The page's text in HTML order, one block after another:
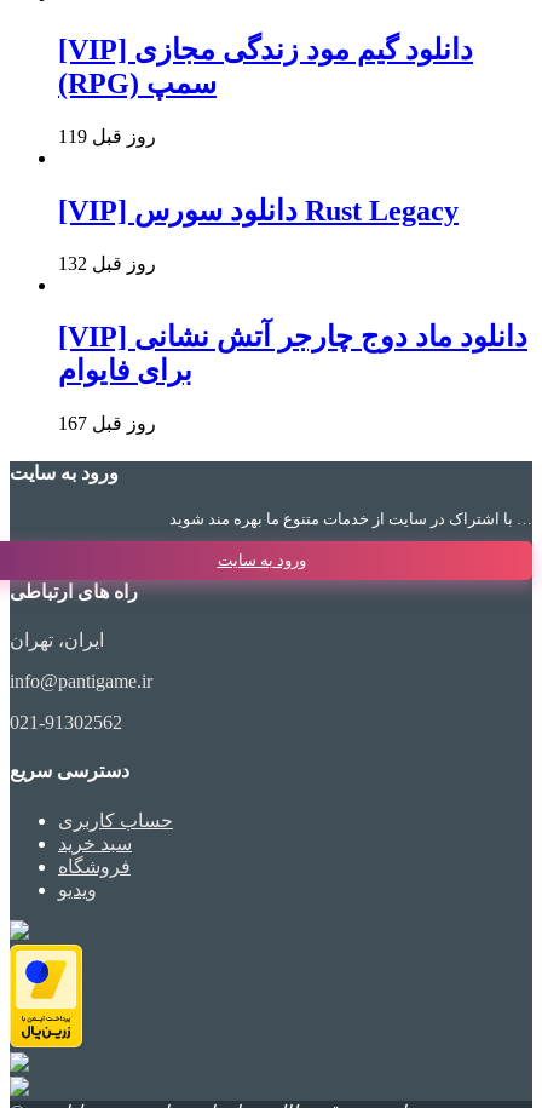
[VIP] دانلود گیم مود زندگی مجازی
(RPG) سمپ
119 روز قبل
[VIP] دانلود سورس Rust Legacy
132 روز قبل
[VIP] دانلود ماد دوج چارجر آتش نشانی
برای فایوام
167 روز قبل
ورود به سایت
ورود به سایت
راه های ارتباطی
ایران، تهران
info@pantigame.ir
021-91302562
دسترسی سریع
حساب کاربری
سبد خرید
فروشگاه
ویدیو